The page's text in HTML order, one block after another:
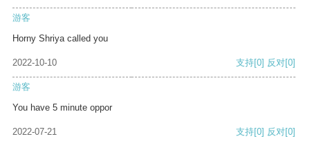
游客
Horny Shriya called you
2022-10-10 支持[0] 反对[0]
游客
You have 5 minute oppor
2022-07-21 支持[0] 反对[0]